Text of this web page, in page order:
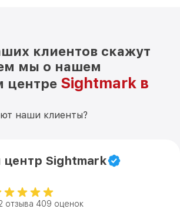
клиентов скажут
мы о нашем
центре Sightmark в
наши клиенты?
Sightmark
отзыва 409 оценок